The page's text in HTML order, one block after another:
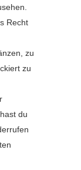
Recht
zu
zu
du